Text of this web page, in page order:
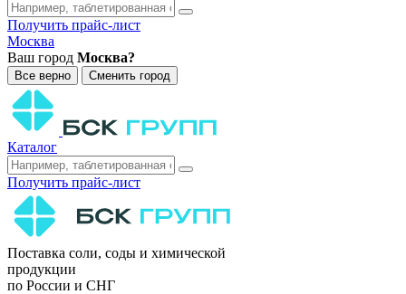
Получить прайс-лист
Москва
Ваш город Москва?
Все верно Сменить город
Каталог
Получить прайс-лист
Поставка соли, соды и химической
продукции
по России и СНГ